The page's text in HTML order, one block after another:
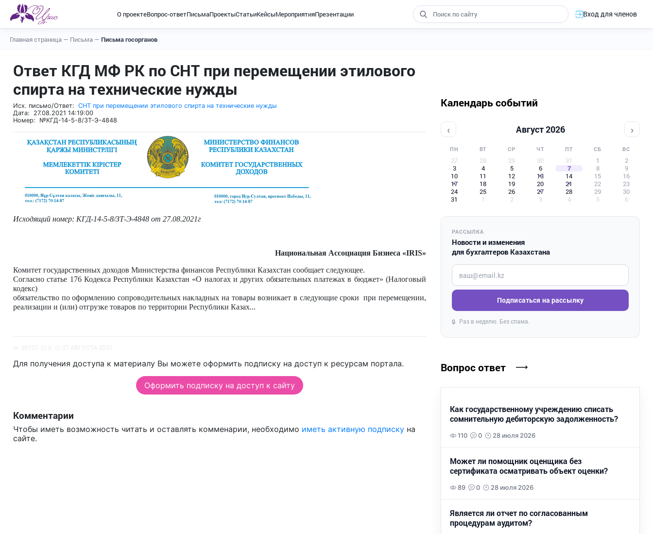
О проектеВопрос-ответПисьмаПроектыСтатьиКейсыМероприятияПрезентации Вход для членов
Главная страница — Письма — Письма госорганов
Ответ КГД МФ РК по СНТ при перемещении этилового
спирта на технические нужды
Исх. письмо/Ответ: СНТ при перемещении этилового спирта на технические нужды
Дата: 27.08.2021 14:19:00
Номер: №КГД-14-5-8/ЗТ-Э-4848
Исходящий номер: КГД-14-5-8/ЗТ-Э-4848 от 27.08.2021г
Национальная Ассоциация Бизнеса «IRIS»
Комитет государственных доходов Министерства финансов Республики Казахстан сообщает следующее.
Согласно статье 176 Кодекса Республики Казахстан «О налогах и других обязательных платежах в бюджет» (Налоговый
кодекс)
обязательство по оформлению сопроводительных накладных на товары возникает в следующие сроки при перемещении,
реализации и (или) отгрузке товаров по территории Республики Казах...
Для получения доступа к материалу Вы можете оформить подписку на доступ к ресурсам портала.
Оформить подписку на доступ к сайту
Комментарии
Чтобы иметь возможность читать и оставлять комменарии, необходимо иметь активную подписку на
сайте.
Календарь событий
‹ Август 2026 ›
ПН ВТ СР ЧТ ПТ СБ ВС
27 28 29 30 31 1
2
3
4 5 6 7 8
9
10
11 12 13 14 15
16
17
18 19 20 21 22
23
24
25 26 27 28 29
30
31
1 2 3 4 5 6
РАССЫЛКА
Новости и изменения
для бухгалтеров Казахстана
Введите ваш e-mail
Подписаться на рассылку
🔒 Раз в неделю. Без спама.
Вопрос ответ
Как государственному учреждению списать
сомнительную дебиторскую задолженность?
110 0 28 июля 2026
Может ли помощник оценщика без
сертификата осматривать объект оценки?
89 0 28 июля 2026
Является ли отчет по согласованным
процедурам аудитом?